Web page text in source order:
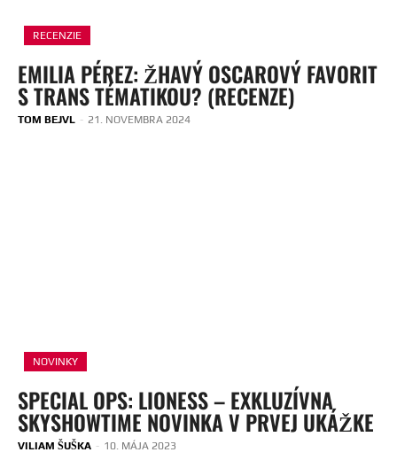
RECENZIE
EMILIA PÉREZ: ŽHAVÝ OSCAROVÝ FAVORIT
S TRANS TÉMATIKOU? (RECENZE)
TOM BEJVL - 21. NOVEMBRA 2024
NOVINKY
SPECIAL OPS: LIONESS – EXKLUZÍVNA
SKYSHOWTIME NOVINKA V PRVEJ UKÁŽKE
VILIAM ŠUŠKA - 10. MÁJA 2023